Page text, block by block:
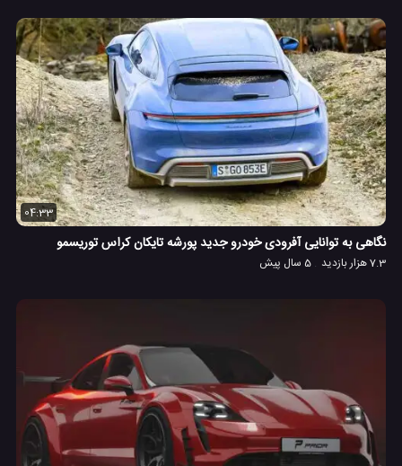
04:33
نگاهی به توانایی آفرودی خودرو جدید پورشه تایکان کراس توریسمو
7.3 هزار بازدید 5 سال پیش